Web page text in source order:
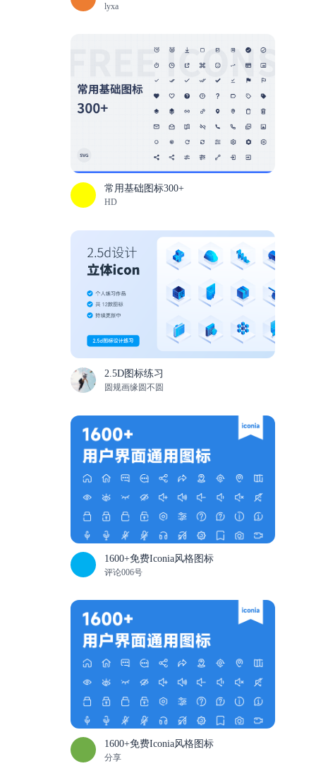
lyxa
常用基础图标300+
HD
2.5D图标练习
圆规画缘圆不圆
1600+免费Iconia风格图标
评论006号
1600+免费Iconia风格图标
分享